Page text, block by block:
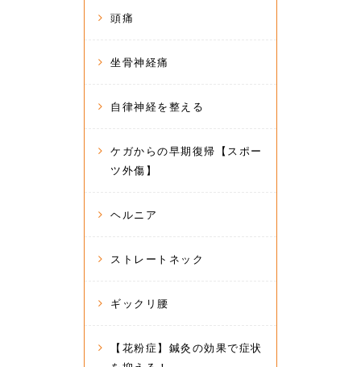
頭痛
坐骨神経痛
自律神経を整える
ケガからの早期復帰【スポー
ツ外傷】
ヘルニア
ストレートネック
ギックリ腰
【花粉症】鍼灸の効果で症状